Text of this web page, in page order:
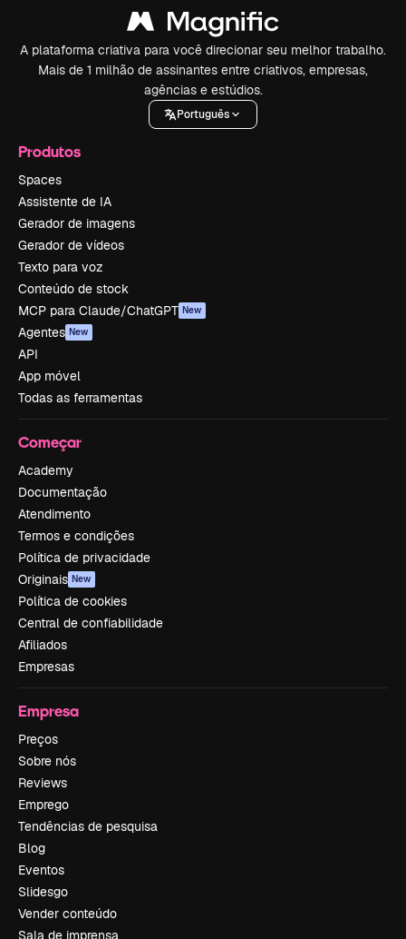
A plataforma criativa para você direcionar seu melhor trabalho.
Mais de 1 milhão de assinantes entre criativos, empresas,
agências e estúdios.
Português
Produtos
Spaces
Assistente de IA
Gerador de imagens
Gerador de vídeos
Texto para voz
Conteúdo de stock
MCP para Claude/ChatGPT New
Agentes New
API
App móvel
Todas as ferramentas
Começar
Academy
Documentação
Atendimento
Termos e condições
Política de privacidade
Originais New
Política de cookies
Central de confiabilidade
Afiliados
Empresas
Empresa
Preços
Sobre nós
Reviews
Emprego
Tendências de pesquisa
Blog
Eventos
Slidesgo
Vender conteúdo
Sala de imprensa